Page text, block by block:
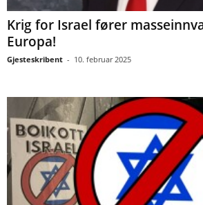
Krig for Israel fører
Europa!
Gjesteskribent - 10. februar 2025